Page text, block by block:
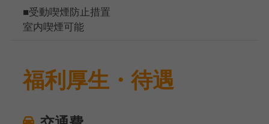
■受動喫煙防止措置
室内喫煙可能
福利厚生・待遇